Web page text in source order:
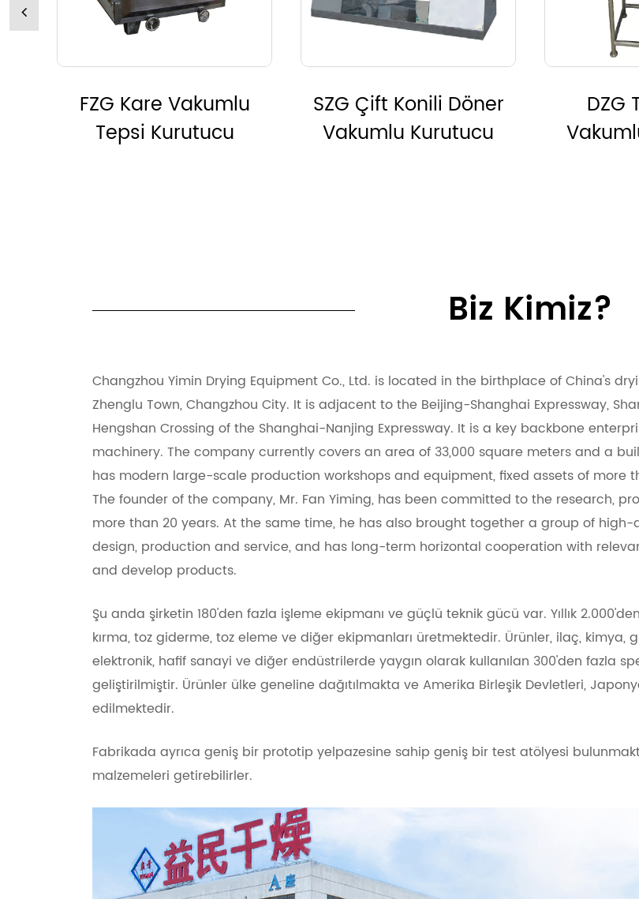
SZG Çift Konili Döner
Vakumlu Kurutucu
DZG Tek Konili
Vakumlu Kurutucu
ZB
Biz Kimiz?
Changzhou Yimin Drying Equipment Co., Ltd. is located in the birthplace of China's
Zhenglu Town, Changzhou City. It is adjacent to the Beijing-Shanghai Expressway,
Hengshan Crossing of the Shanghai-Nanjing Expressway. It is a key backbone
machinery. The company currently covers an area of ​​33,000 square meters and a
has modern large-scale production workshops and equipment, fixed assets of more
The founder of the company, Mr. Fan Yiming, has been committed to the research,
more than 20 years. At the same time, he has also brought together a group of
design, production and service, and has long-term horizontal cooperation with
and develop products.
Şu anda şirketin 180'den fazla işleme ekipmanı ve güçlü teknik gücü var. Yıllık
kırma, toz giderme, toz eleme ve diğer ekipmanları üretmektedir. Ürünler, ilaç, kimya,
elektronik, hafif sanayi ve diğer endüstrilerde yaygın olarak kullanılan 300'den fazla
geliştirilmiştir. Ürünler ülke geneline dağıtılmakta ve Amerika Birleşik Devletleri,
edilmektedir.
Fabrikada ayrıca geniş bir prototip yelpazesine sahip geniş bir test atölyesi
malzemeleri getirebilirler.